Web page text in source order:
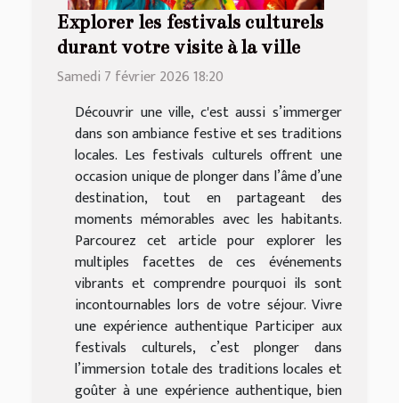
Explorer les festivals culturels
durant votre visite à la ville
Samedi 7 février 2026 18:20
Découvrir une ville, c'est aussi s’immerger
dans son ambiance festive et ses traditions
locales. Les festivals culturels offrent une
occasion unique de plonger dans l’âme d’une
destination, tout en partageant des
moments mémorables avec les habitants.
Parcourez cet article pour explorer les
multiples facettes de ces événements
vibrants et comprendre pourquoi ils sont
incontournables lors de votre séjour. Vivre
une expérience authentique Participer aux
festivals culturels, c’est plonger dans
l’immersion totale des traditions locales et
goûter à une expérience authentique, bien